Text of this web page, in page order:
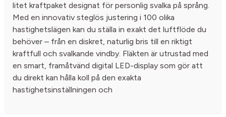
litet kraftpaket designat för personlig svalka på språng.
Med en innovativ steglös justering i 100 olika
hastighetslägen kan du ställa in exakt det luftflöde du
behöver – från en diskret, naturlig bris till en riktigt
kraftfull och svalkande vindby. ​Fläkten är utrustad med
en smart, framåtvänd digital LED-display som gör att
du direkt kan hålla koll på den exakta
hastighetsinställningen och